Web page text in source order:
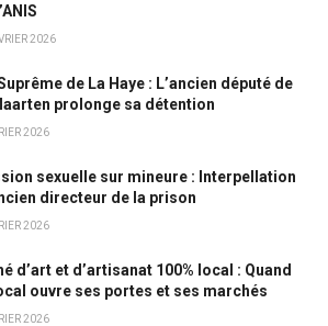
2026
de La Haye : L’ancien député de
prolonge sa détention
2026
sexuelle sur mineure : Interpellation
directeur de la prison
2026
d’art et d’artisanat 100% local : Quand
ouvre ses portes et ses marchés
2026